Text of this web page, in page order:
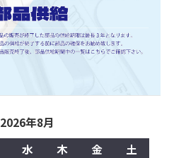
2026年8月
水 木 金
土